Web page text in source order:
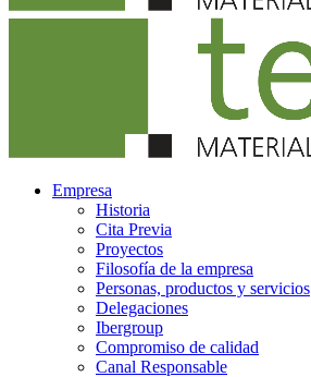
Empresa
Historia
Cita Previa
Proyectos
Filosofía de la empresa
Personas, productos y servicios
Delegaciones
Ibergroup
Compromiso de calidad
Canal Responsable